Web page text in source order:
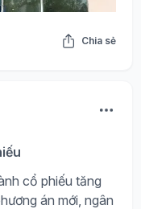
Chia sẻ
cổ phiếu tăng
án mới, ngân